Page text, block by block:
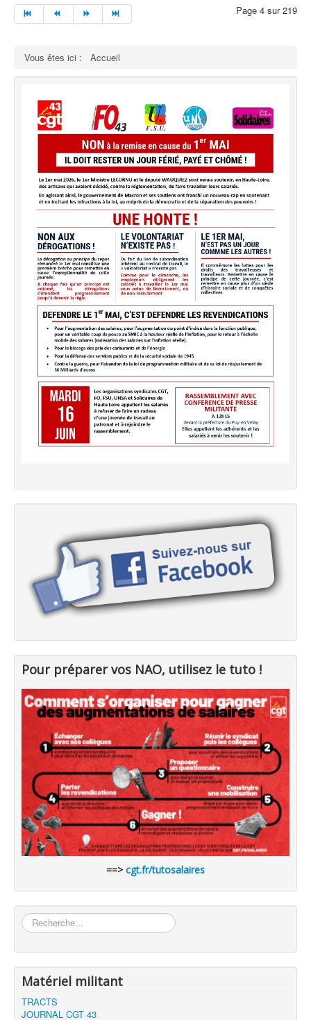
Page 4 sur 219
Vous êtes ici : Accueil
Pour préparer vos NAO, utilisez le tuto !
==> cgt.fr/tutosalaires
Rechercher
Matériel militant
TRACTS
JOURNAL CGT 43